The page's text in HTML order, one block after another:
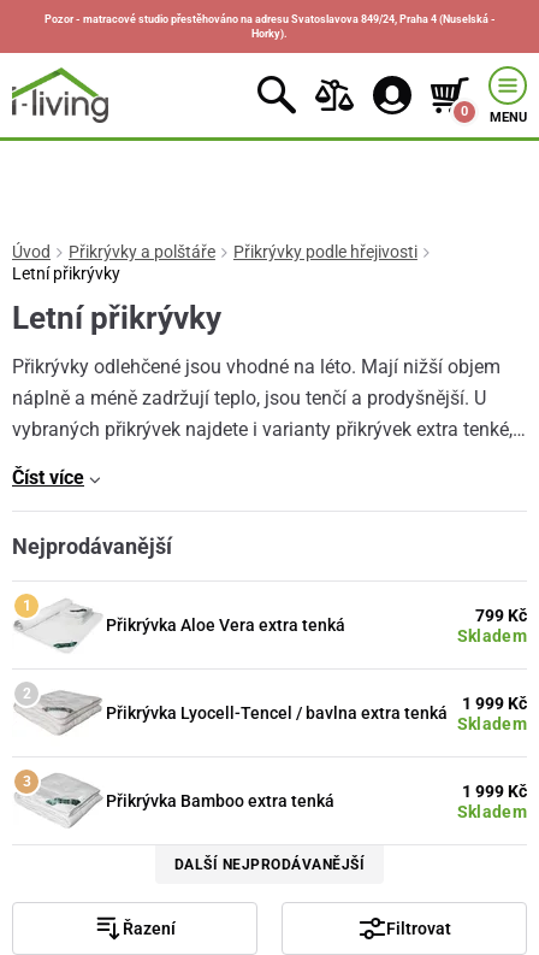
Pozor - matracové studio přestěhováno na adresu Svatoslavova 849/24, Praha 4 (Nuselská -
Horky).
0 MENU
Úvod Přikrývky a polštáře
Přikrývky podle hřejivosti
Letní přikrývky
Letní přikrývky
Přikrývky odlehčené jsou vhodné na léto. Mají nižší objem
náplně a méně zadržují teplo, jsou tenčí a prodyšnější. U
vybraných přikrývek najdete i varianty přikrývek extra tenké,…
Číst více
Nejprodávanější
Přikrývka Aloe Vera extra tenká
Skladem
799 Kč
Přikrývka Lyocell-Tencel / bavlna extra tenká
Skladem
1 999 Kč
Přikrývka Bamboo extra tenká
Skladem
1 999 Kč
DALŠÍ NEJPRODÁVANĚJŠÍ
Řazení Filtrovat